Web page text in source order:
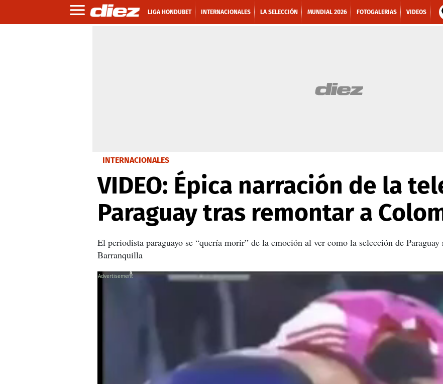
LIGA HONDUBET INTERNACIONALES LA SELECCIÓN MUNDIAL 2026 FOTOGALERIAS VIDEOS
INTERNACIONALES
VIDEO: Épica narración de la
Paraguay tras remontar a
El periodista paraguayo se “quería morir” de la emoción al ver como la selección de
Barranquilla
X